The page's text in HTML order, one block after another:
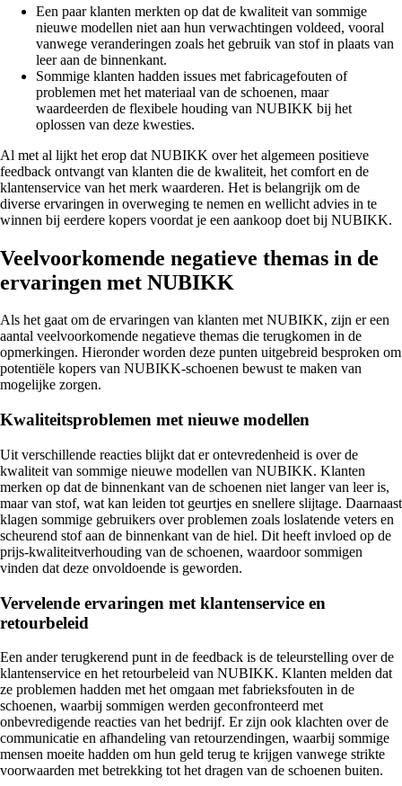
Een paar klanten merkten op dat de kwaliteit van sommige
nieuwe modellen niet aan hun verwachtingen voldeed, vooral
vanwege veranderingen zoals het gebruik van stof in plaats van
leer aan de binnenkant.
Sommige klanten hadden issues met fabricagefouten of
problemen met het materiaal van de schoenen, maar
waardeerden de flexibele houding van NUBIKK bij het
oplossen van deze kwesties.
Al met al lijkt het erop dat NUBIKK over het algemeen positieve
feedback ontvangt van klanten die de kwaliteit, het comfort en de
klantenservice van het merk waarderen. Het is belangrijk om de
diverse ervaringen in overweging te nemen en wellicht advies in te
winnen bij eerdere kopers voordat je een aankoop doet bij NUBIKK.
Veelvoorkomende negatieve themas in de
ervaringen met NUBIKK
Als het gaat om de ervaringen van klanten met NUBIKK, zijn er een
aantal veelvoorkomende negatieve themas die terugkomen in de
opmerkingen. Hieronder worden deze punten uitgebreid besproken om
potentiële kopers van NUBIKK-schoenen bewust te maken van
mogelijke zorgen.
Kwaliteitsproblemen met nieuwe modellen
Uit verschillende reacties blijkt dat er ontevredenheid is over de
kwaliteit van sommige nieuwe modellen van NUBIKK. Klanten
merken op dat de binnenkant van de schoenen niet langer van leer is,
maar van stof, wat kan leiden tot geurtjes en snellere slijtage. Daarnaast
klagen sommige gebruikers over problemen zoals loslatende veters en
scheurend stof aan de binnenkant van de hiel. Dit heeft invloed op de
prijs-kwaliteitverhouding van de schoenen, waardoor sommigen
vinden dat deze onvoldoende is geworden.
Vervelende ervaringen met klantenservice en
retourbeleid
Een ander terugkerend punt in de feedback is de teleurstelling over de
klantenservice en het retourbeleid van NUBIKK. Klanten melden dat
ze problemen hadden met het omgaan met fabrieksfouten in de
schoenen, waarbij sommigen werden geconfronteerd met
onbevredigende reacties van het bedrijf. Er zijn ook klachten over de
communicatie en afhandeling van retourzendingen, waarbij sommige
mensen moeite hadden om hun geld terug te krijgen vanwege strikte
voorwaarden met betrekking tot het dragen van de schoenen buiten.